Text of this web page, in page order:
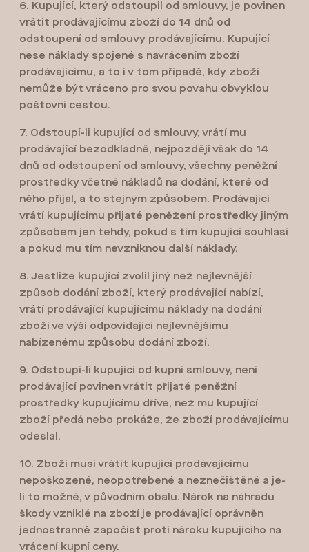
6. Kupující, který odstoupil od smlouvy, je povinen
vrátit prodávajícímu zboží do 14 dnů od
odstoupení od smlouvy prodávajícímu. Kupující
nese náklady spojené s navrácením zboží
prodávajícímu, a to i v tom případě, kdy zboží
nemůže být vráceno pro svou povahu obvyklou
poštovní cestou.
7. Odstoupí-li kupující od smlouvy, vrátí mu
prodávající bezodkladně, nejpozději však do 14
dnů od odstoupení od smlouvy, všechny peněžní
prostředky včetně nákladů na dodání, které od
něho přijal, a to stejným způsobem. Prodávající
vrátí kupujícímu přijaté peněžení prostředky jiným
způsobem jen tehdy, pokud s tím kupující souhlasí
a pokud mu tím nevzniknou další náklady.
8. Jestliže kupující zvolil jiný než nejlevnější
způsob dodání zboží, který prodávající nabízí,
vrátí prodávající kupujícímu náklady na dodání
zboží ve výši odpovídající nejlevnějšímu
nabízenému způsobu dodání zboží.
9. Odstoupí-li kupující od kupní smlouvy, není
prodávající povinen vrátit přijaté peněžní
prostředky kupujícímu dříve, než mu kupující
zboží předá nebo prokáže, že zboží prodávajícímu
odeslal.
10. Zboží musí vrátit kupující prodávajícímu
nepoškozené, neopotřebené a neznečištěné a je-
li to možné, v původním obalu. Nárok na náhradu
škody vzniklé na zboží je prodávající oprávněn
jednostranně započíst proti nároku kupujícího na
vrácení kupní ceny.